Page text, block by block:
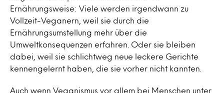
Ernährungsweise: Viele werden irgendwann zu
Vollzeit-Veganern, weil sie durch die
Ernährungsumstellung mehr über die
Umweltkonsequenzen erfahren. Oder sie bleiben
dabei, weil sie schlichtweg neue leckere Gerichte
kennengelernt haben, die sie vorher nicht kannten.
Auch wenn Veganismus vor allem bei Menschen unter